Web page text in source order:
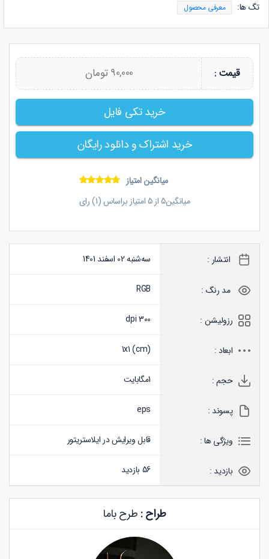
تگ ها:
معرفی محصول
قیمت : 90,000 تومان
خرید تکی فایل
خرید اشتراک و دانلود رایگان
میانگین امتیاز
میانگین5از5امتیاز براساس (1) رای
انتشار : سه‌شنبه 02 اسفند 1401
مد رنگ : RGB
رزولیشن : 300 dpi
ابعاد : 1x1 (cm)
حجم : 1مگابایت
پسوند : eps
ویژگی ها : قابل ویرایش در ایلاستریتور
بازدید : 56 بازدید
طراح : طرح باما